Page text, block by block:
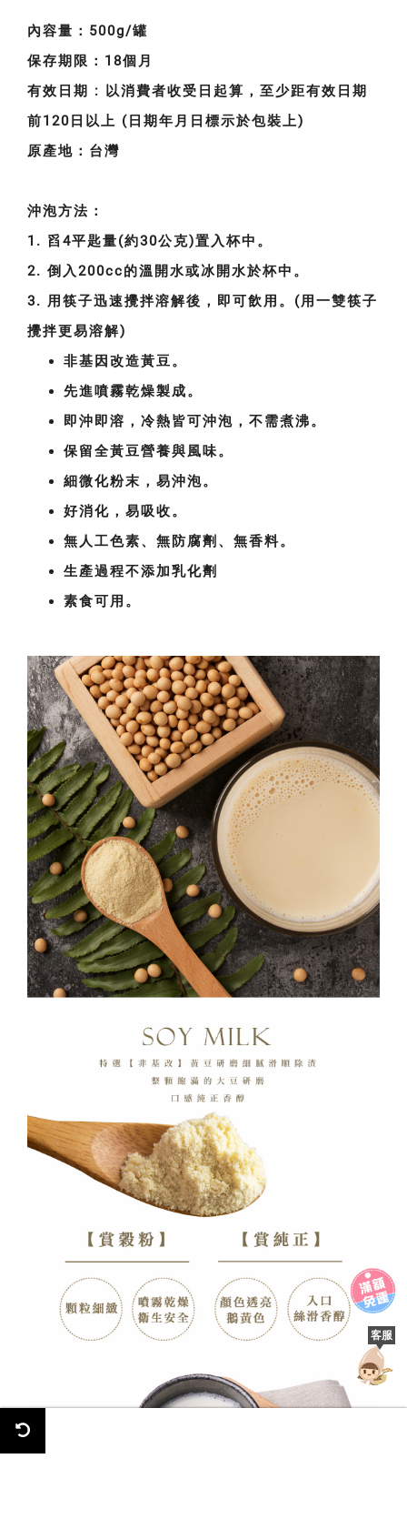
內容量：500g/罐
保存期限： 18個月
有效日期
: 以消費者收受日起算，至少距有效日期
前120日以上 (日期年月日標示於包裝上)
原產地： 台灣
沖泡方法：
1. 舀4平匙量(約30公克)置入杯中。
2. 倒入200cc的溫開水或冰開水於杯中。
3. 用筷子迅速攪拌溶解後，即可飲用。(用一雙筷子
攪拌更易溶解)
非基因改造黃豆。
先進噴霧乾燥製成。
即沖即溶，冷熱皆可沖泡，不需煮沸。
保留全黃豆營養與風味。
細微化粉末，易沖泡。
好消化，易吸收。
無人工色素、無防腐劑、無香料。
生產過程不添加乳化劑
素食可用。